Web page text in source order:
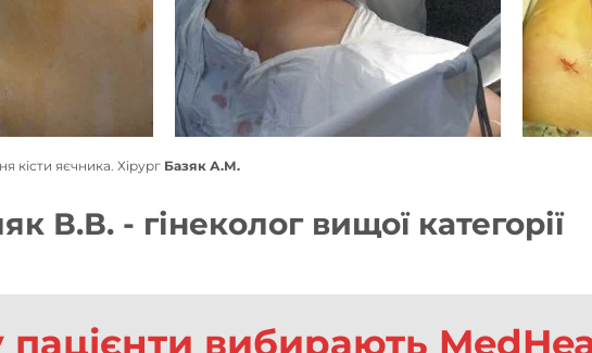
кісти яєчника. Хірург Базяк А.М.
В.В. - гінеколог вищої категорії
вибирають